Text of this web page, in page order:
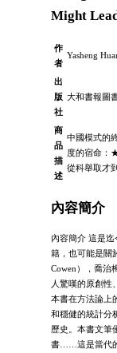
Might
作
者
Yasheng
出
版
社
大和書報圖
商
品
描
述
中國模式的
度的宿命：
從科舉取才
內容簡介
內容簡介 這是
籍，也可能是關
Cowen），喬治
人驚嘆的原創性
本書在方法論上
和穩健的統計分
歷史。本書文筆
書……這是當代的